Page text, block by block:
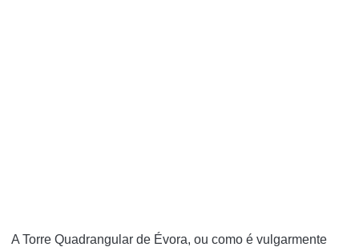
A Torre Quadrangular de Évora, ou como é vulgarmente